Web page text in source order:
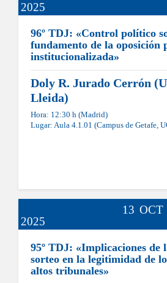
2025
96º TDJ: «Control político
fundamento de la oposición
institucionalizada»
Doly R. Jurado Cerrón
Lleida)
Hora: 12:30 h (Madrid)
Lugar: Aula 4.1.01 (Campus de Getafe,
13 OCT
2025
95º TDJ: «Implicaciones de
sorteo en la legitimidad de
altos tribunales»